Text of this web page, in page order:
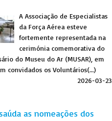
A Associação de Especialistas
da Força Aérea esteve
fortemente representada na
cerimónia comemorativa do
do Museu do Ar (MUSAR), em
convidados os Voluntários(...)
2026-03-23
saúda as nomeações dos